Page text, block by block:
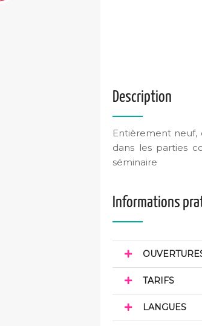
Description
Entièrement neuf,
dans les parties
séminaire
Informations
TARIFS
LANGUES